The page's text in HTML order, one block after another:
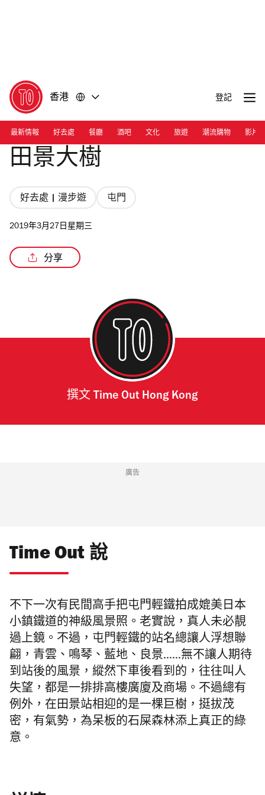
香港 登記
最新情報 好去處 餐廳 酒吧 文化 旅遊 潮流購物 影片
田景大樹
好去處 | 漫步遊 屯門
2019年3月27日星期三
分享
撰文 Time Out Hong Kong
廣告
Time Out 說
不下一次有民間高手把屯門輕鐵拍成媲美日本
小鎮鐵道的神級風景照。老實說，真人未必靚
過上鏡。不過，屯門輕鐵的站名總讓人浮想聯
翩，青雲、鳴琴、藍地、良景……無不讓人期待
到站後的風景，縱然下車後看到的，往往叫人
失望，都是一排排高樓廣廈及商場。不過總有
例外，在田景站相迎的是一棵巨樹，挺拔茂
密，有氣勢，為呆板的石屎森林添上真正的綠
意。